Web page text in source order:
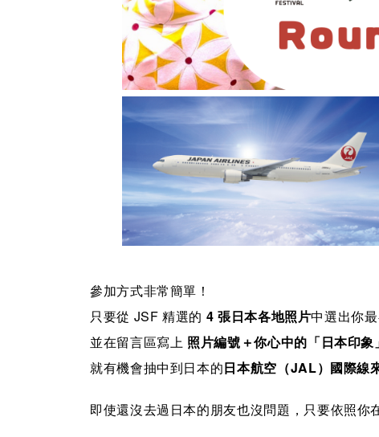
參加方式非常簡單！
只要從 JSF 精選的 4 張日本各地照片中選出你
並在留言區寫上 照片編號＋你心中的「日本印象
就有機會抽中到日本的日本航空（JAL）國際線
即使還沒去過日本的朋友也沒問題，只要依照你